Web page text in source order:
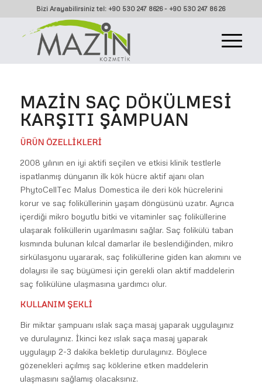
Bizi Arayabilirsiniz tel: +90 530 247 8626 - +90 530 247 86 26
MAZIN SAÇ DÖKÜLMESI
KARŞITI ŞAMPUAN
ÜRÜN ÖZELLİKLERİ
2008 yılının en iyi aktifi seçilen ve etkisi klinik testlerle
ispatlanmış dünyanın ilk kök hücre aktif ajanı olan
PhytoCellTec Malus Domestica ile deri kök hücrelerini
korur ve saç foliküllerinin yaşam döngüsünü uzatır. Ayrıca
içerdiği mikro boyutlu bitki ve vitaminler saç foliküllerine
ulaşarak foliküllerin uyarılmasını sağlar. Saç folikülü taban
kısmında bulunan kılcal damarlar ile beslendiğinden, mikro
sirkülasyonu uyararak, saç foliküllerine giden kan akımını ve
dolayısı ile saç büyümesi için gerekli olan aktif maddelerin
saç folikülüne ulaşmasına yardımcı olur.
KULLANIM ŞEKLİ
Bir miktar şampuanı ıslak saça masaj yaparak uygulayınız
ve durulayınız. İkinci kez ıslak saça masaj yaparak
uygulayıp 2-3 dakika bekletip durulayınız. Böylece
gözenekleri açılmış saç köklerine etken maddelerin
ulaşmasını sağlamış olacaksınız.